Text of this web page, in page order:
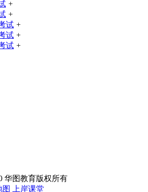
+
+
试 +
试 +
试 +
华图教育版权所有
图 上岸课堂